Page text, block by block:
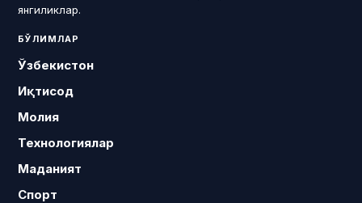
янгиликлар.
БЎЛИМЛАР
Ўзбекистон
Иқтисод
Молия
Технологиялар
Маданият
Спорт